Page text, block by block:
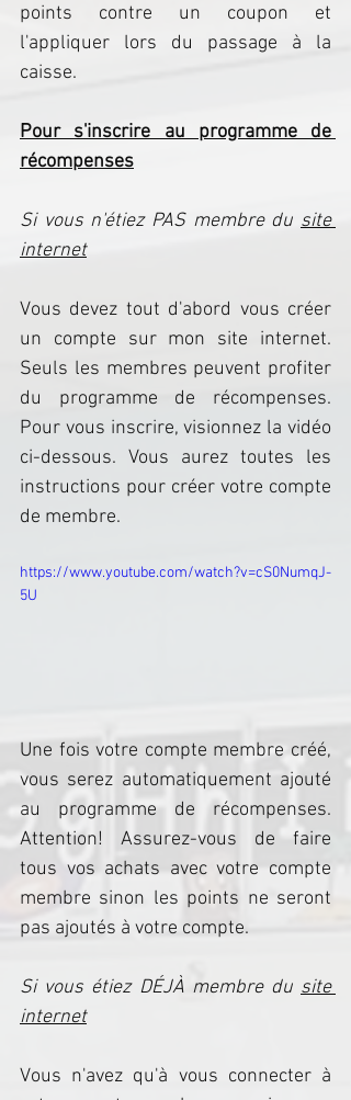
points contre un coupon et
l'appliquer lors du passage à la
caisse.
Pour s'inscrire au programme de
récompenses
Si vous n'étiez PAS membre du site
internet
Vous devez tout d'abord vous créer
un compte sur mon site internet.
Seuls les membres peuvent profiter
du programme de récompenses.
Pour vous inscrire, visionnez la vidéo
ci-dessous. Vous aurez toutes les
instructions pour créer votre compte
de membre.
https://www.youtube.com/watch?v=cS0NumqJ-
5U
Une fois votre compte membre créé,
vous serez automatiquement ajouté
au programme de récompenses.
Attention! Assurez-vous de faire
tous vos achats avec votre compte
membre sinon les points ne seront
pas ajoutés à votre compte.
Si vous étiez DÉJÀ membre du site
internet
Vous n'avez qu'à vous connecter à